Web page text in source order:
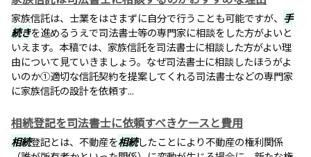
家族信託は、士業をはさまずに自分で行うことも可能ですが、 手
続きを進めるうえで司法書士等の専門家に相談をした方がよいと
いえます。本稿では、家族信託を司法書士に相談した方がよい理
由について見ていきましょう。なぜ司法書士に相談したほうがよ
いのか①適切な信託契約を提案してくれる司法書士などの専門家
に家族信託の設計を依頼す...
相続登記を司法書士に依頼すべきケースと費用
相続登記とは、不動産を相続したことにより不動産の権利関係